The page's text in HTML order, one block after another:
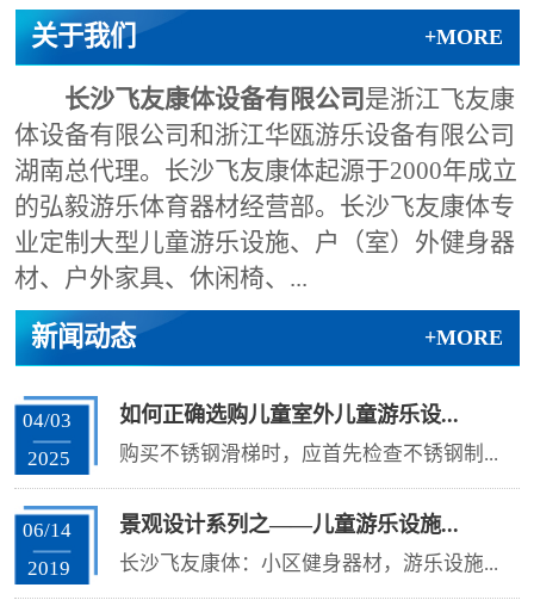
关于我们 +MORE
长沙飞友康体设备有限公司 是浙江飞友康
体设备有限公司和浙江华瓯游乐设备有限公司
湖南总代理。长沙飞友康体起源于2000年成立
的弘毅游乐体育器材经营部。长沙飞友康体专
业定制大型儿童游乐设施、户（室）外健身器
材、户外家具、休闲椅、...
新闻动态 +MORE
04/03
2025
如何正确选购儿童室外儿童游乐设...
购买不锈钢滑梯时，应首先检查不锈钢制...
06/14
2019
景观设计系列之——儿童游乐设施...
长沙飞友康体：小区健身器材，游乐设施...